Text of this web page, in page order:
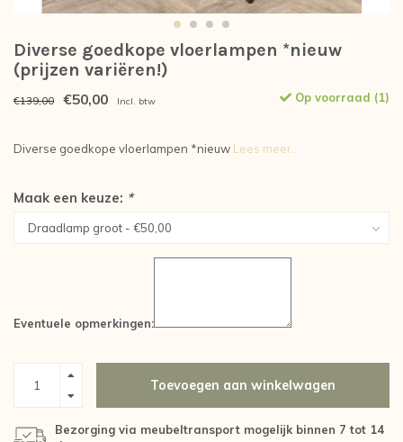
Diverse goedkope vloerlampen *nieuw
(prijzen variëren!)
€139,00 €50,00 Incl. btw Op voorraad (1)
Diverse goedkope vloerlampen *nieuw Lees meer..
Maak een keuze: *
Eventuele opmerkingen:
Toevoegen aan winkelwagen
Bezorging via meubeltransport mogelijk binnen 7 tot 14